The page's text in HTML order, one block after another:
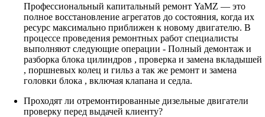
Профессиональный капитальный ремонт YaMZ — это
полное восстановление агрегатов до состояния, когда их
ресурс максимально приближен к новому двигателю. В
процессе проведения ремонтных работ специалисты
выполняют следующие операции - Полный демонтаж и
разборка блока цилиндров , проверка и замена вкладышей
, поршневых колец и гильз а так же ремонт и замена
головки блока , включая клапана и седла.
Проходят ли отремонтированные дизельные двигатели
проверку перед выдачей клиенту?